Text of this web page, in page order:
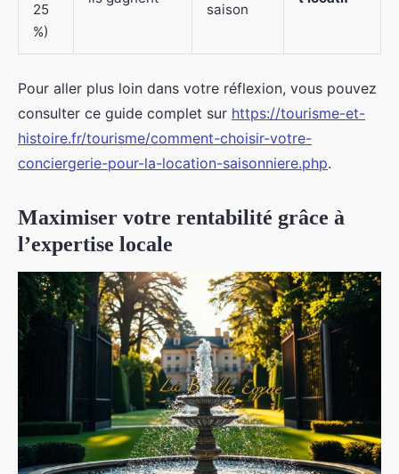
25
%)
saison
Pour aller plus loin dans votre réflexion, vous pouvez
consulter ce guide complet sur https://tourisme-et-
histoire.fr/tourisme/comment-choisir-votre-
conciergerie-pour-la-location-saisonniere.php.
Maximiser votre rentabilité grâce à
l’expertise locale